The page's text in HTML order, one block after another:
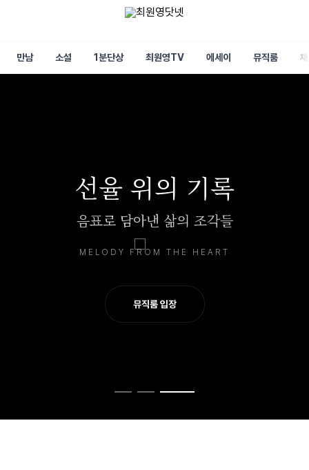
만남 소설 1분단상 최원영TV 에세이 뮤직룸
선율 위의 기록
음표로 담아낸 삶의 조각들
MELODY FROM THE HEART
뮤직룸 입장